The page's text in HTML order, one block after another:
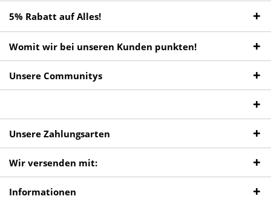
5% Rabatt auf Alles!
Womit wir bei unseren Kunden punkten!
Unsere Communitys
Unsere Zahlungsarten
Wir versenden mit:
Informationen